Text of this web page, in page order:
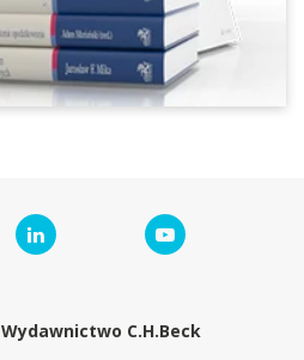
Wydawnictwo C.H.Beck